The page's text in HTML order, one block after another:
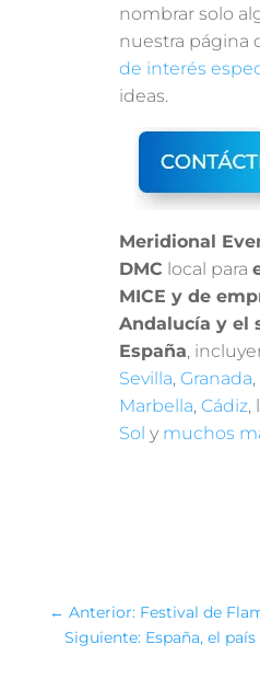
nombrar solo
nuestra página
de interés
ideas.
Meridional
DMC local para
MICE y de
Andalucía y el
España,
Sevilla, Granada,
Marbella, Cádiz,
Sol y muchos
← Anterior: Festival de
Siguiente: España, el